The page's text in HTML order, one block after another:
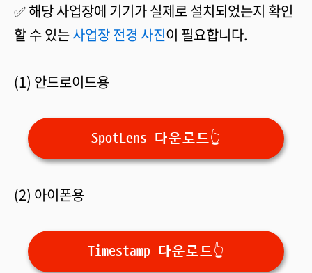
✅ 해당 사업장에 기기가 실제로 설치되었는지 확인
할 수 있는사업장 전경 사진이 필요합니다.
(1) 안드로이드용
SpotLens 다운로드👆
(2) 아이폰용
Timestamp 다운로드👆